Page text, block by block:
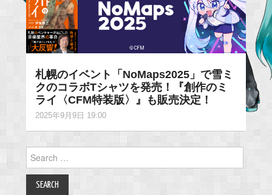
札幌のイベント「NoMaps2025」で雪ミ
クのコラボTシャツを発売！『創作のミ
ライ〈CFM特装版〉』も販売決定！
2025年9月9日 19:00
for: